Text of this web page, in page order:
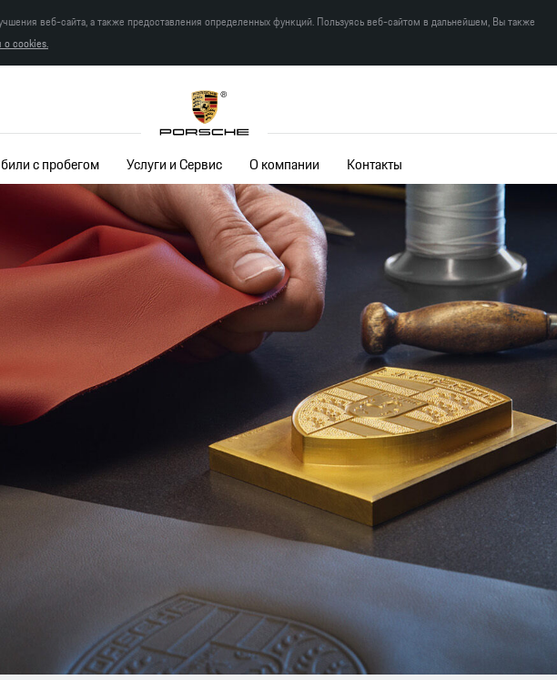
веб-сайта, а также предоставления определенных функций. Пользуясь веб-сайтом в дальнейшем, Вы также
о cookies.
с пробегом Услуги и Сервис О компании Контакты